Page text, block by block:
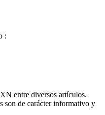
:
entre diversos artículos.
son de carácter informativo y